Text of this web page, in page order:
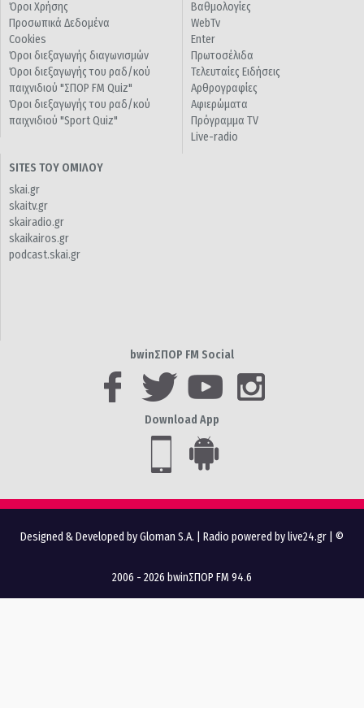
Όροι Χρήσης
Προσωπικά Δεδομένα
Cookies
Όροι διεξαγωγής διαγωνισμών
Όροι διεξαγωγής του ραδ/κού
παιχνιδιού "ΣΠΟΡ FM Quiz"
Όροι διεξαγωγής του ραδ/κού
παιχνιδιού "Sport Quiz"
Βαθμολογίες
WebTv
Enter
Πρωτοσέλιδα
Τελευταίες Ειδήσεις
Αρθρογραφίες
Αφιερώματα
Πρόγραμμα TV
Live-radio
SITES ΤΟΥ ΟΜΙΛΟΥ
skai.gr
skaitv.gr
skairadio.gr
skaikairos.gr
podcast.skai.gr
bwinΣΠΟΡ FM Social
Download App
Designed & Developed by Gloman S.A. Radio powered by live24.gr | ©
2006 - 2026 bwinΣΠΟΡ FM 94.6